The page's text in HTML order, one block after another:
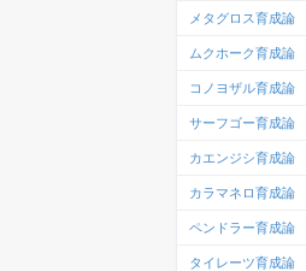
メタグロス育成論
ムクホーク育成論
コノヨザル育成論
サーフゴー育成論
カエンジシ育成論
カラマネロ育成論
ペンドラー育成論
タイレーツ育成論